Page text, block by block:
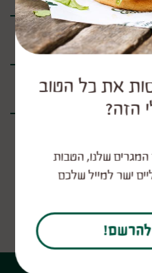
חטיפי תירס בד"ץ
את כל הטוב
הזה?
שלנו, הטבות
ישר למייל שלכם
להרשם!